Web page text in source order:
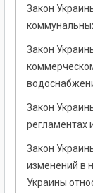
Закон
Закон
Закон
регламентах
Закон
изменений в
Украины